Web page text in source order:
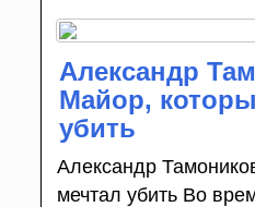
Александр
Майор,
убить
Александр
мечтал убить Во